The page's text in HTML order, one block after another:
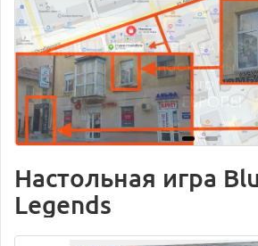
Настольная игра
Legends